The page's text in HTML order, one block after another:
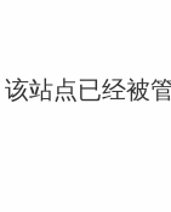
站点已经被